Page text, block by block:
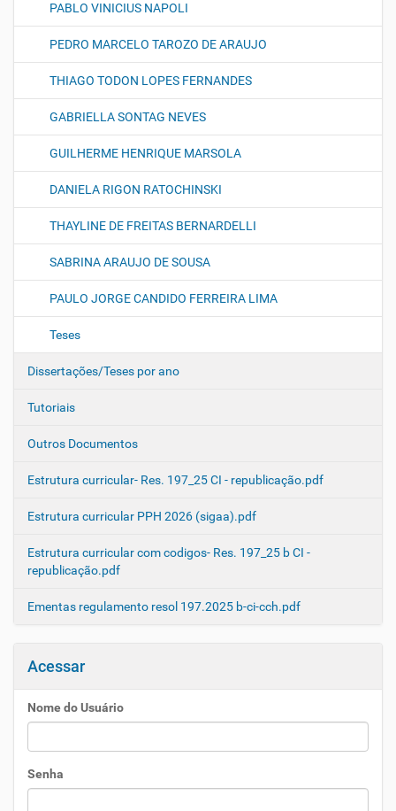
PABLO VINICIUS NAPOLI
PEDRO MARCELO TAROZO DE ARAUJO
THIAGO TODON LOPES FERNANDES
GABRIELLA SONTAG NEVES
GUILHERME HENRIQUE MARSOLA
DANIELA RIGON RATOCHINSKI
THAYLINE DE FREITAS BERNARDELLI
SABRINA ARAUJO DE SOUSA
PAULO JORGE CANDIDO FERREIRA LIMA
Teses
Dissertações/Teses por ano
Tutoriais
Outros Documentos
Estrutura curricular- Res. 197_25 CI - republicação.pdf
Estrutura curricular PPH 2026 (sigaa).pdf
Estrutura curricular com codigos- Res. 197_25 b CI -
republicação.pdf
Ementas regulamento resol 197.2025 b-ci-cch.pdf
Acessar
Nome do Usuário
Senha